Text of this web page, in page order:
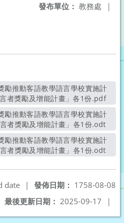
發布單位： 教務處 |
者獎勵及增能計畫」各1份.pdf另開
者獎勵及增能計畫」各1份.odt
者獎勵及增能計畫」各1份.odt
發佈日期： 1758-08-08
date
|
最後更新日期： 2025-09-17 |